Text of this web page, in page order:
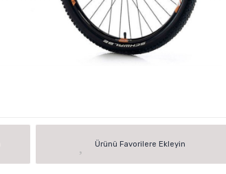
Ürünü Favorilere Ekleyin